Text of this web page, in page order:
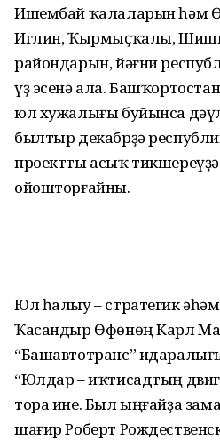
Ишембай ҡа­лаларын һәм
Иглин, Ҡырмыҫҡалы,
райондарын, йәғни
үҙ эсенә ала.
юл хужалығы буйынса
былтыр декабрҙә
проектты асыҡ
ойошторғайны.
Юл һалыу – стратегик
Ҡасандыр Өфөнөң Карл
“Башавтотранс”
“Юлдар – иҡтисадтың
тора ине. Был ыңғайҙа
шағир Роберт